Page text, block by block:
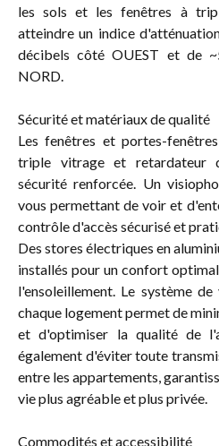
les sols et les fenêtres à
atteindre un indice
décibels côté OUEST et de
NORD.
Sécurité et matériaux de qualité
Les fenêtres et portes-
triple vitrage et retardateur
sécurité renforcée. Un
vous permettant de voir et
contrôle d'accès sécurisé et
Des stores électriques en
installés pour un confort
l'ensoleillement. Le système
chaque logement permet de
et d'optimiser la qualité de
également d'éviter toute
entre les appartements,
vie plus agréable et plus privée.
Commodités et accessibilité